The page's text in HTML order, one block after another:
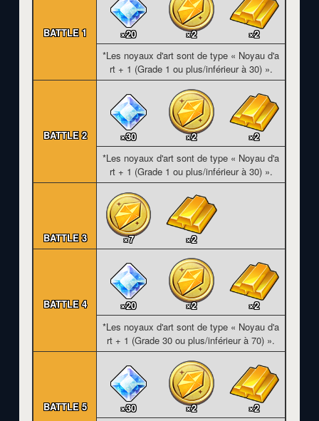
BATTLE 1 ×20 ×2
×2
*Les noyaux d'art sont de type « Noyau d'a
rt + 1 (Grade 1 ou plus/inférieur à 30) ».
BATTLE 2 ×30 ×2
×2
*Les noyaux d'art sont de type « Noyau d'a
rt + 1 (Grade 1 ou plus/inférieur à 30) ».
BATTLE 3 ×7 ×2
BATTLE 4 ×20 ×2
×2
*Les noyaux d'art sont de type « Noyau d'a
rt + 1 (Grade 30 ou plus/inférieur à 70) ».
BATTLE 5 ×30 ×2
×2